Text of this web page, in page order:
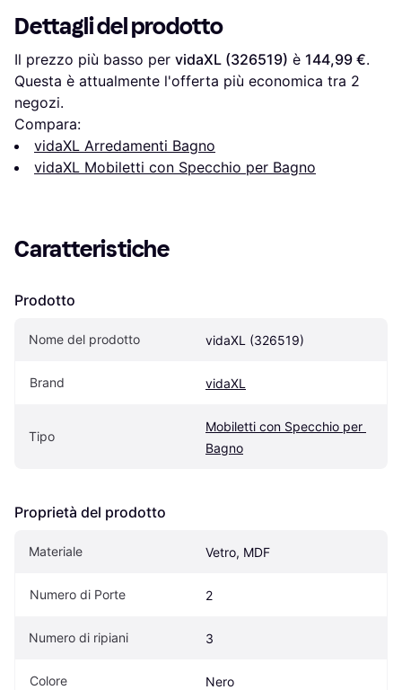
Dettagli del prodotto
Il prezzo più basso per vidaXL (326519) è 144,99 €.
Questa è attualmente l'offerta più economica tra 2
negozi.
Compara:
vidaXL Arredamenti Bagno
vidaXL Mobiletti con Specchio per Bagno
Caratteristiche
Prodotto
Nome del prodotto vidaXL (326519)
Brand vidaXL
Tipo
Mobiletti con Specchio per
Bagno
Proprietà del prodotto
Materiale Vetro, MDF
Numero di Porte 2
Numero di ripiani 3
Colore Nero